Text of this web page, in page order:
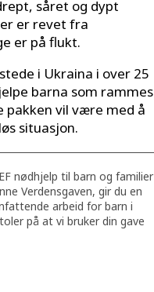
såret og dypt
er revet fra
er på flukt.
i Ukraina i over 25
barna som rammes
pakken vil være med å
situasjon.
nødhjelp til barn og familier
Verdensgaven, gir du en
arbeid for barn i
på at vi bruker din gave